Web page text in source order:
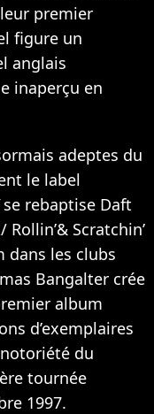
premier
figure un
anglais
inaperçu en
adeptes du
le label
se rebaptise Daft
Scratchin’
dans les clubs
Bangalter crée
album
d’exemplaires
du
tournée
1997.